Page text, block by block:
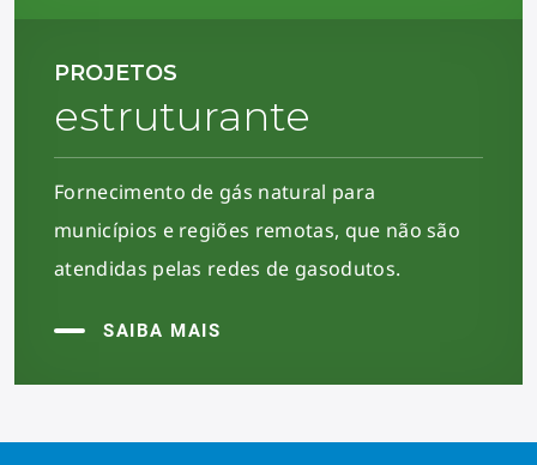
PROJETOS
estruturante
Fornecimento de gás natural para
municípios e regiões remotas, que não são
atendidas pelas redes de gasodutos.
SAIBA MAIS